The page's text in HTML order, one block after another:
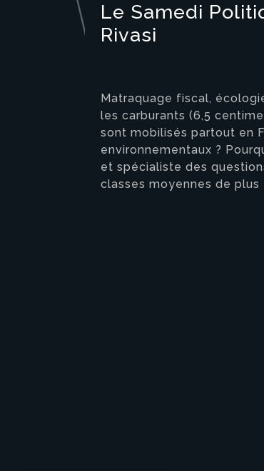
Le Samedi
Rivasi
Matraquage fiscal,
les carburants (6,5
sont mobilisés partout en
environnementaux ?
et spécialiste des
classes moyennes de plus